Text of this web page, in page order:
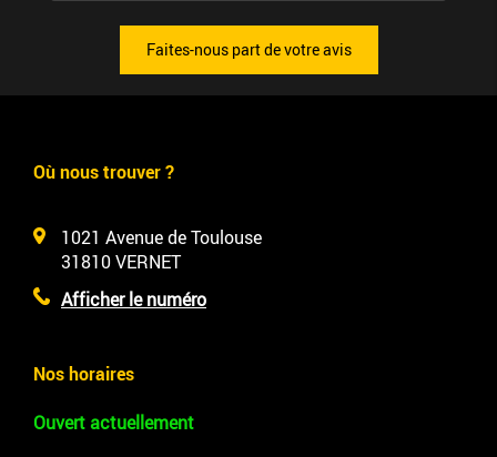
Faites-nous part de votre avis
Où nous trouver ?
1021 Avenue de Toulouse
31810VERNET
Afficher le numéro
Nos horaires
Ouvert actuellement